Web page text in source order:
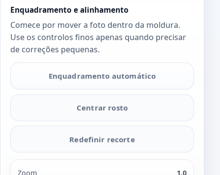
Enquadramento e alinhamento
Comece por mover a foto dentro da moldura.
Use os controlos finos apenas quando precisar
de correções pequenas.
Enquadramento automático
Centrar rosto
Redefinir recorte
Zoom 1.0